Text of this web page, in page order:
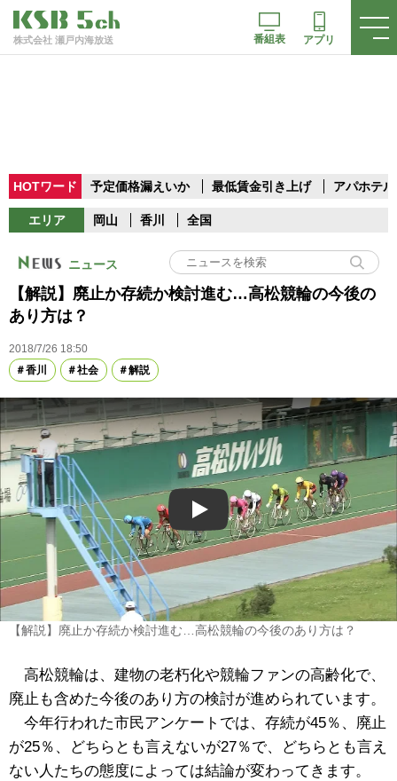
株式会社 瀬戸内海放送 番組表 アプリ
HOTワード 予定価格漏えいか 最低賃金引き上げ アパホテル
エリア 岡山 香川 全国
ニュース
【解説】廃止か存続か検討進む…高松競輪の今後の
あり方は？
2018/7/26 18:50
香川
社会 解説
Play
【解説】廃止か存続か検討進む…高松競輪の今後のあり方は？
高松競輪は、建物の老朽化や競輪ファンの高齢化で、
廃止も含めた今後のあり方の検討が進められています。
今年行われた市民アンケートでは、存続が45％、廃止
が25％、どちらとも言えないが27％で、どちらとも言え
ない人たちの態度によっては結論が変わってきます。